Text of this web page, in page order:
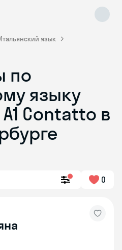
язык
по
языку
Contatto в
0